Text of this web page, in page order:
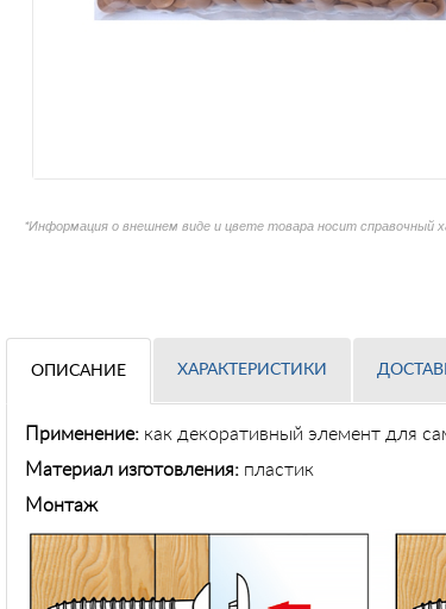
*Информация о внешнем виде и цвете товара носит справочный
ОПИСАНИЕ ХАРАКТЕРИСТИКИ
Применение: как декоративный элемент для
Материал изготовления: пластик
Монтаж